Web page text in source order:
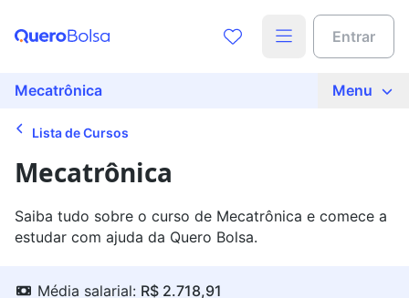
Entrar
Mecatrônica Menu
Lista de Cursos
Mecatrônica
Saiba tudo sobre o curso de Mecatrônica e comece a
estudar com ajuda da Quero Bolsa.
Média salarial: R$ 2.718,91